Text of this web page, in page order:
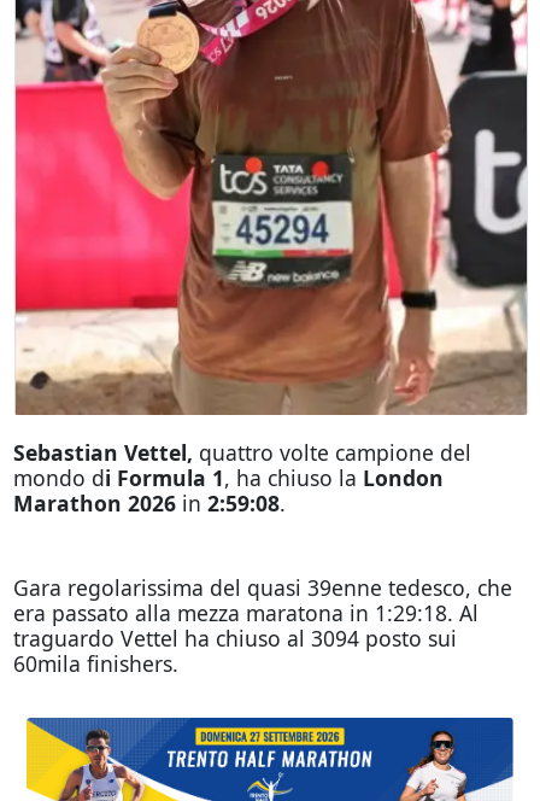
Sebastian Vettel, quattro volte campione del
mondo di Formula 1, ha chiuso la London
Marathon 2026 in 2:59:08.
Gara regolarissima del quasi 39enne tedesco, che
era passato alla mezza maratona in 1:29:18. Al
traguardo Vettel ha chiuso al 3094 posto sui
60mila finishers.